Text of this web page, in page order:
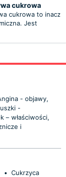
cukrowa
cukrowa to
Jest
- objawy,
-
– właściwości,
i
• Cukrzyca